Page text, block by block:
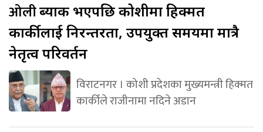
ओलीब्याक भएपछि कोशीमा हिक्मत
कार्कीलाई निरन्तरता, उपयुक्त समयमा मात्रै
नेतृत्व परिवर्तन
विराटनगर । कोशी प्रदेशका मुख्यमन्त्री हिक्मत
कार्कीले राजीनामा नदिने अडान